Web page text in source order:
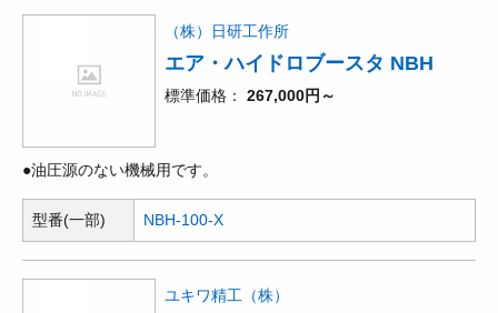
（株）日研工作所
エア・ハイドロブースタ NBH
標準価格 267,000円～
●油圧源のない機械用です。
型番(一部) NBH-100-X
ユキワ精工（株）